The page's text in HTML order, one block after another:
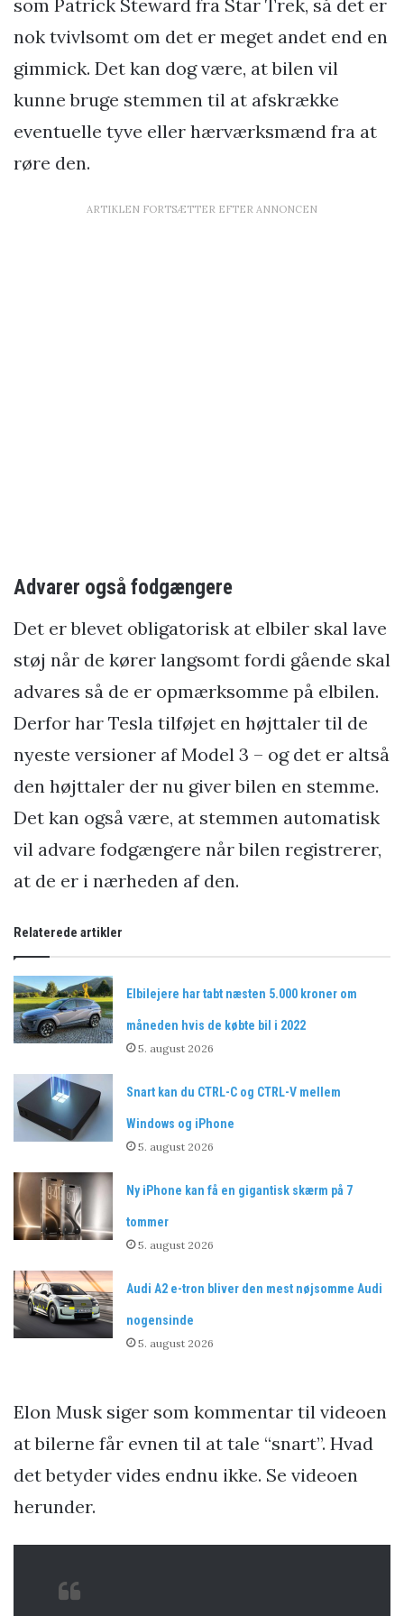
som Patrick Steward fra Star Trek, så det er
nok tvivlsomt om det er meget andet end en
gimmick. Det kan dog være, at bilen vil
kunne bruge stemmen til at afskrække
eventuelle tyve eller hærværksmænd fra at
røre den.
ARTIKLEN FORTSÆTTER EFTER ANNONCEN
Advarer også fodgængere
Det er blevet obligatorisk at elbiler skal lave
støj når de kører langsomt fordi gående skal
advares så de er opmærksomme på elbilen.
Derfor har Tesla tilføjet en højttaler til de
nyeste versioner af Model 3 – og det er altså
den højttaler der nu giver bilen en stemme.
Det kan også være, at stemmen automatisk
vil advare fodgængere når bilen registrerer,
at de er i nærheden af den.
Relaterede artikler
Elbilejere har tabt næsten 5.000 kroner om
måneden hvis de købte bil i 2022
5. august 2026
Snart kan du CTRL-C og CTRL-V mellem
Windows og iPhone
5. august 2026
Ny iPhone kan få en gigantisk skærm på 7
tommer
5. august 2026
Audi A2 e-tron bliver den mest nøjsomme Audi
nogensinde
5. august 2026
Elon Musk siger som kommentar til videoen
at bilerne får evnen til at tale “snart”. Hvad
det betyder vides endnu ikke. Se videoen
herunder.